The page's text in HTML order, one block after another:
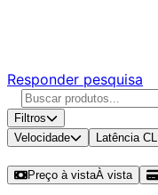
Responder pesquisa
Filtros
Velocidade
Latência CL
Preço à vistaÀ vista